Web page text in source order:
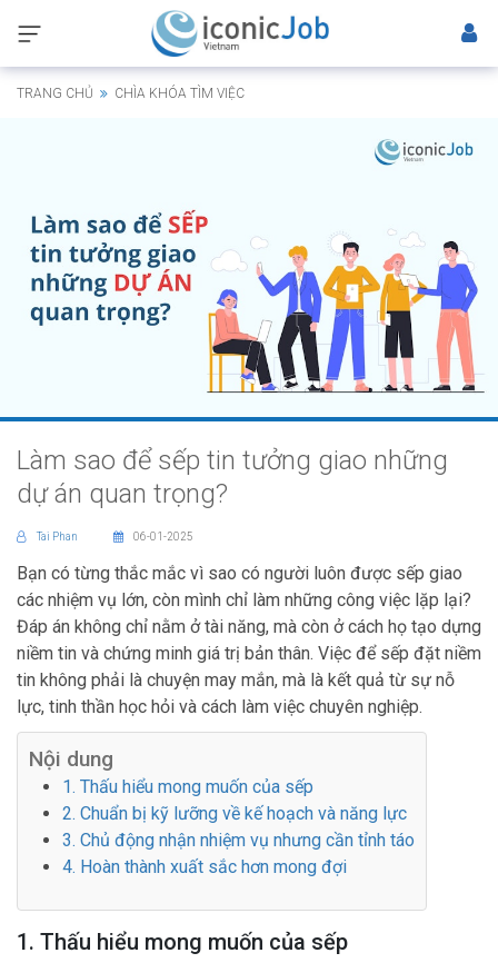
TRANG CHỦ CHÌA KHÓA TÌM VIỆC
Làm sao để sếp tin tưởng giao những
dự án quan trọng?
Tai Phan 06-01-2025
Bạn có từng thắc mắc vì sao có người luôn được sếp giao
các nhiệm vụ lớn, còn mình chỉ làm những công việc lặp lại?
Đáp án không chỉ nằm ở tài năng, mà còn ở cách họ tạo dựng
niềm tin và chứng minh giá trị bản thân. Việc để sếp đặt niềm
tin không phải là chuyện may mắn, mà là kết quả từ sự nỗ
lực, tinh thần học hỏi và cách làm việc chuyên nghiệp.
Nội dung
1. Thấu hiểu mong muốn của sếp
2. Chuẩn bị kỹ lưỡng về kế hoạch và năng lực
3. Chủ động nhận nhiệm vụ nhưng cần tỉnh táo
4. Hoàn thành xuất sắc hơn mong đợi
1. Thấu hiểu mong muốn của sếp